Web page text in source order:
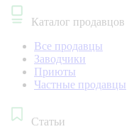
Каталог продавцов
Все продавцы
Заводчики
Приюты
Частные продавцы
Статьи